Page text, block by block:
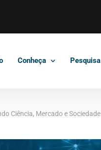
Conheça Pesquisa
Ciência, Mercado e Sociedade